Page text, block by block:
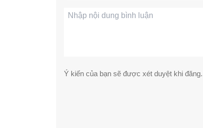
Ý kiến của bạn sẽ được xét duyệt khi